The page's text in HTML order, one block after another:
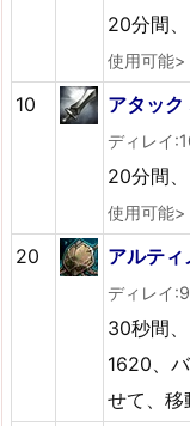
20分間
使用可能>
10 アタック
ディレイ
20分間
使用可能>
20 アルティ
ディレイ
30秒間
1620、
せて、移